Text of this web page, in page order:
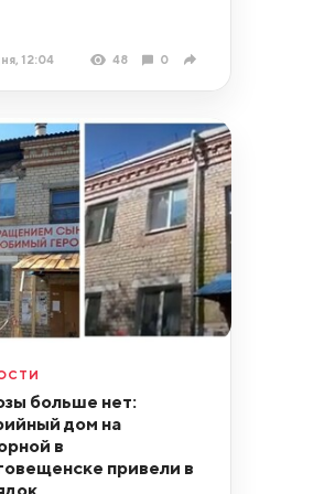
12:04 48 0
больше нет:
дом на
в
привели в